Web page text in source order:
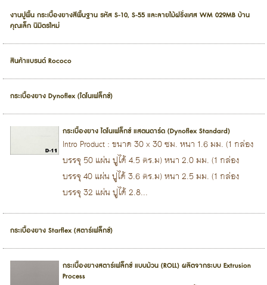
งานปูพื้น กระเบื้องยางสีพื้นฐาน รหัส S-10, S-55 และลายไม้ฝรั่งเศส WM 029MB บ้าน
คุณเล็ก นิมิตรใหม่
สินค้าแบรนด์ Rococo
กระเบื้องยาง Dynoflex (ไดโนเฟล็กซ์)
กระเบื้องยาง ไดโนเฟล็กซ์ แสตนดาร์ด (Dynoflex Standard)
Intro Product : ขนาด 30 x 30 ซม. หนา 1.6 มม. (1 กล่อง
บรรจุ 50 แผ่น ปูได้ 4.5 ตร.ม) หนา 2.0 มม. (1 กล่อง
บรรจุ 40 แผ่น ปูได้ 3.6 ตร.ม) หนา 2.5 มม. (1 กล่อง
บรรจุ 32 แผ่น ปูได้ 2.8...
กระเบื้องยาง Starflex (สตาร์เฟล็กซ์)
กระเบื้องยางสตาร์เฟล็กซ์ แบบม้วน (ROLL) ผลิตจากระบบ Extrusion
Process